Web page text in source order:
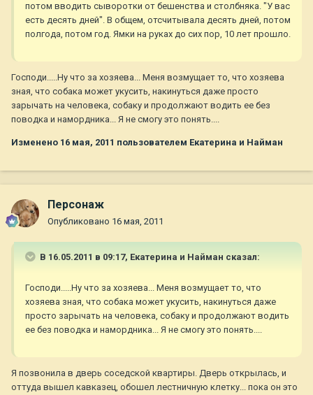
потом вводить сыворотки от бешенства и столбняка. "У вас
есть десять дней". В общем, отсчитывала десять дней, потом
полгода, потом год. Ямки на руках до сих пор, 10 лет прошло.
Господи.....Ну что за хозяева... Меня возмущает то, что хозяева
зная, что собака может укусить, накинуться даже просто
зарычать на человека, собаку и продолжают водить ее без
поводка и намордника... Я не смогу это понять....
Изменено 16 мая, 2011 пользователем Екатерина и Найман
Персонаж
Опубликовано 16 мая, 2011
В 16.05.2011 в 09:17, Екатерина и Найман сказал:
Господи.....Ну что за хозяева... Меня возмущает то, что
хозяева зная, что собака может укусить, накинуться даже
просто зарычать на человека, собаку и продолжают водить
ее без поводка и намордника... Я не смогу это понять....
Я позвонила в дверь соседской квартиры. Дверь открылась, и
оттуда вышел кавказец, обошел лестничную клетку... пока он это